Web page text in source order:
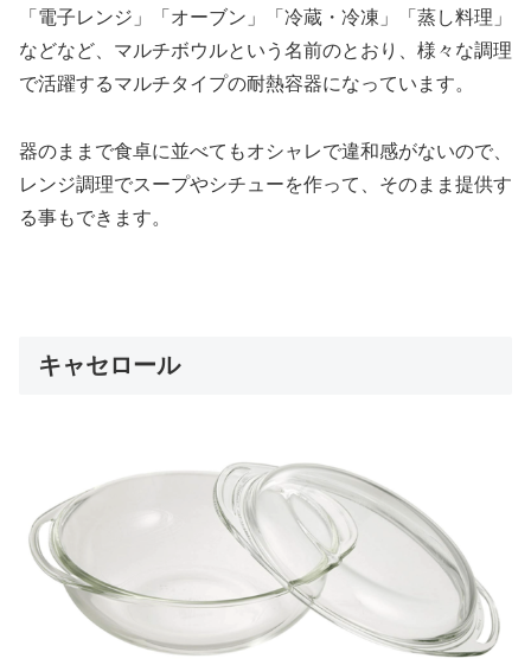
「電子レンジ」「オーブン」「冷蔵・冷凍」「蒸し料理」
などなど、マルチボウルという名前のとおり、様々な調理
で活躍するマルチタイプの耐熱容器になっています。
器のままで食卓に並べてもオシャレで違和感がないので、
レンジ調理でスープやシチューを作って、そのまま提供す
る事もできます。
キャセロール